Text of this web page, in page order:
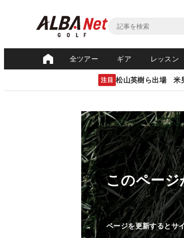
全ツアー ギア レッスン
注目 松山英樹ら出場 米
このページ
ページを更新するとサ